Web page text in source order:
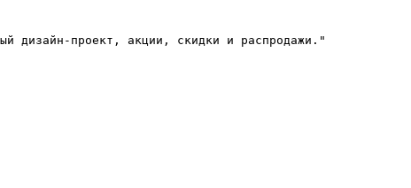
дизайн-проект, акции, скидки и распродажи."